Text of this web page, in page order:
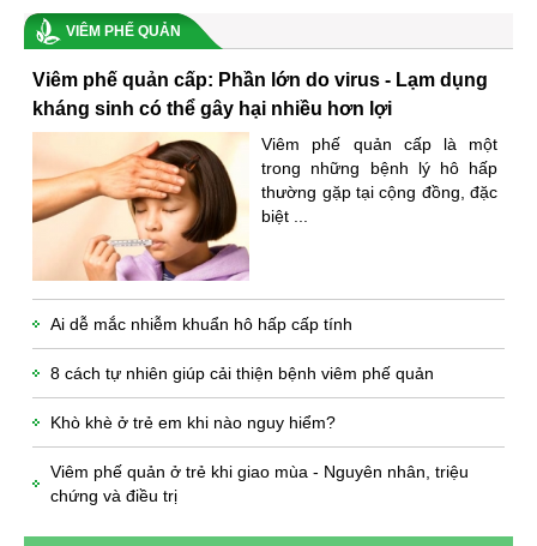
VIÊM PHẾ QUẢN
Viêm phế quản cấp: Phần lớn do virus - Lạm dụng
kháng sinh có thể gây hại nhiều hơn lợi
Viêm phế quản cấp là một
trong những bệnh lý hô hấp
thường gặp tại cộng đồng, đặc
biệt ...
Ai dễ mắc nhiễm khuẩn hô hấp cấp tính
8 cách tự nhiên giúp cải thiện bệnh viêm phế quản
Khò khè ở trẻ em khi nào nguy hiểm?
Viêm phế quản ở trẻ khi giao mùa - Nguyên nhân, triệu
chứng và điều trị